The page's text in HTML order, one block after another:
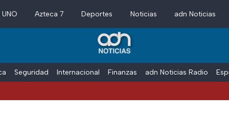
Azteca 7 Deportes Noticias adn Noticias
Seguridad Internacional Finanzas adn Noticias Radio